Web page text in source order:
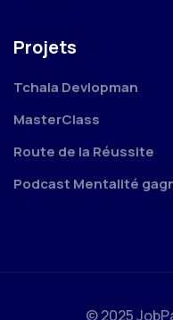
Projets
Tchala Devlopman
MasterClass
Route de la Réussite
Podcast Mentalité
© 2025